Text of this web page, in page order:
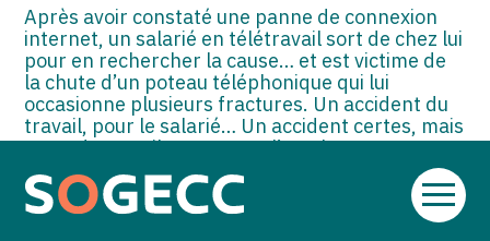
Aller
PARTICULIERS
EXPATRIÉ NON RÉSIDANT
IMPATRIÉ / EXPATRIÉ
ASSOCIATIONS
électronique
Après avoir constaté une panne de connexion
internet, un salarié en télétravail sort de chez lui
pour en rechercher la cause… et est victime de
la chute d’un poteau téléphonique qui lui
occasionne plusieurs fractures. Un accident du
travail, pour le salarié… Un accident certes, mais
pas « du travail », conteste l’employeur…
Sauf qu’il est sorti de chez lui pour comprendre
l’origine de la panne, la liaison internet étant